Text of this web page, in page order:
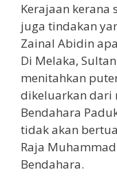
Kerajaan kerana
juga tindakan
Zainal Abidin
Di Melaka,
menitahkan
dikeluarkan dari
Bendahara
tidak akan
Raja
Bendahara.